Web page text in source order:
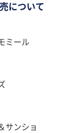
について
ミール
サンショ